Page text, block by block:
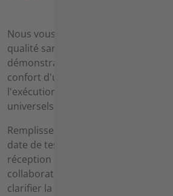
Nous vous offrons l'occasion de
qualité sans compromis des
démonstrations pratiques.
confort d'utilisation unique, la
l'exécution efficace du travail de nos
universels.
Remplissez simplement le
date de test sans engagement chez
réception de votre demande de
collaborateur agria prendra contact
clarifier la date, le lieu et toutes les